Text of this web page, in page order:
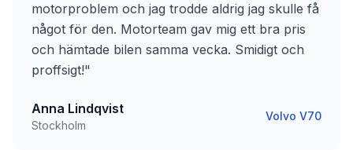
motorproblem och jag trodde aldrig jag skulle få
något för den. Motorteam gav mig ett bra pris
och hämtade bilen samma vecka. Smidigt och
proffsigt!"
Anna Lindqvist
Stockholm
Volvo V70